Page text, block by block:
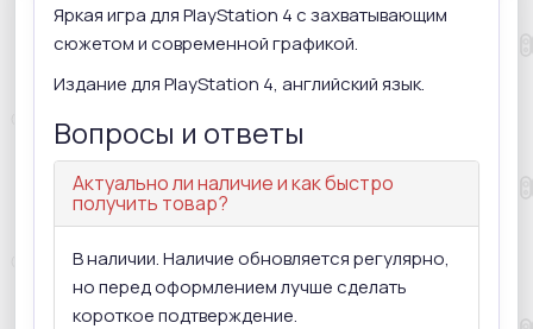
Яркая игра для PlayStation 4 с захватывающим
сюжетом и современной графикой.
Издание для PlayStation 4, английский язык.
Вопросы и ответы
Актуально ли наличие и как быстро
получить товар?
В наличии. Наличие обновляется регулярно,
но перед оформлением лучше сделать
короткое подтверждение.